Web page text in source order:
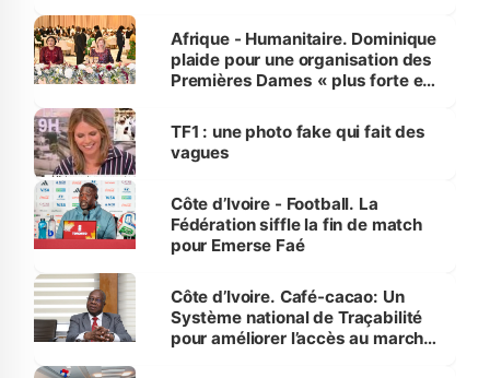
Afrique - Humanitaire. Dominique
plaide pour une organisation des
Premières Dames « plus forte et
sur la scène internationale »
TF1 : une photo fake qui fait des
vagues
Côte d’Ivoire - Football. La
Fédération siffle la fin de match
pour Emerse Faé
Côte d’Ivoire. Café-cacao: Un
Système national de Traçabilité
pour améliorer l’accès au marché